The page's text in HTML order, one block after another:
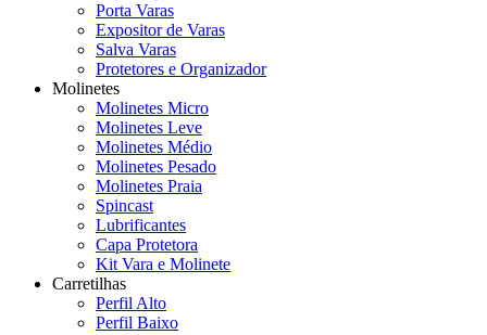
Porta Varas
Expositor de Varas
Salva Varas
Protetores e Organizador
Molinetes
Molinetes Micro
Molinetes Leve
Molinetes Médio
Molinetes Pesado
Molinetes Praia
Spincast
Lubrificantes
Capa Protetora
Kit Vara e Molinete
Carretilhas
Perfil Alto
Perfil Baixo